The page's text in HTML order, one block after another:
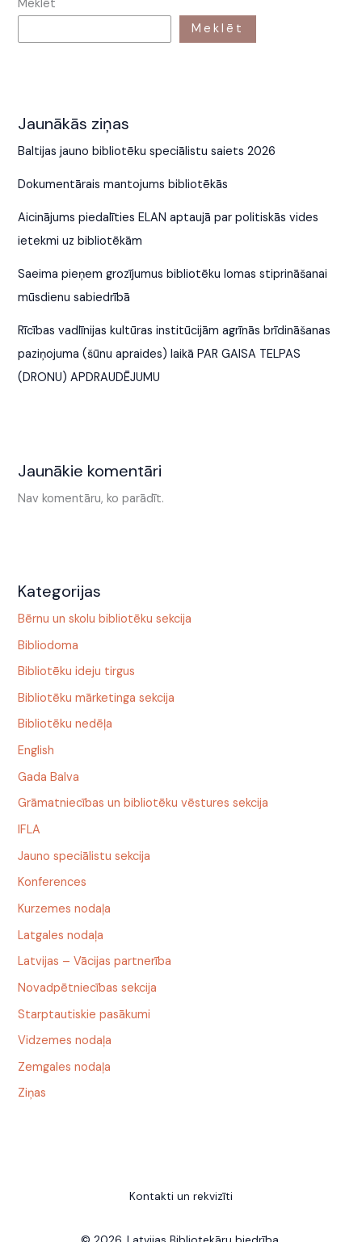
Meklēt
Meklēt
Jaunākās ziņas
Baltijas jauno bibliotēku speciālistu saiets 2026
Dokumentārais mantojums bibliotēkās
Aicinājums piedalīties ELAN aptaujā par politiskās vides
ietekmi uz bibliotēkām
Saeima pieņem grozījumus bibliotēku lomas stiprināšanai
mūsdienu sabiedrībā
Rīcības vadlīnijas kultūras institūcijām agrīnās brīdināšanas
paziņojuma (šūnu apraides) laikā PAR GAISA TELPAS
(DRONU) APDRAUDĒJUMU
Jaunākie komentāri
Nav komentāru, ko parādīt.
Kategorijas
Bērnu un skolu bibliotēku sekcija
Bibliodoma
Bibliotēku ideju tirgus
Bibliotēku mārketinga sekcija
Bibliotēku nedēļa
English
Gada Balva
Grāmatniecības un bibliotēku vēstures sekcija
IFLA
Jauno speciālistu sekcija
Konferences
Kurzemes nodaļa
Latgales nodaļa
Latvijas – Vācijas partnerība
Novadpētniecības sekcija
Starptautiskie pasākumi
Vidzemes nodaļa
Zemgales nodaļa
Ziņas
Kontakti un rekvizīti